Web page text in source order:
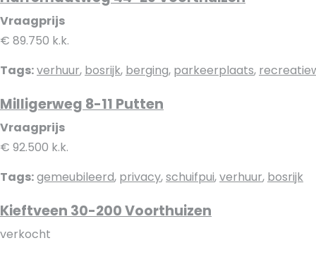
Vraagprijs
€ 89.750 k.k.
Tags:verhuur, bosrijk, berging, parkeerplaats,
Milligerweg 8-11 Putten
Vraagprijs
€ 92.500 k.k.
Tags:gemeubileerd, privacy,schuifpui,verhuur, bosrijk
Kieftveen 30-200 Voorthuizen
verkocht